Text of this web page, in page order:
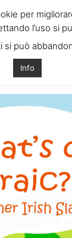
irlandese
per
l’uso si
si può
Info